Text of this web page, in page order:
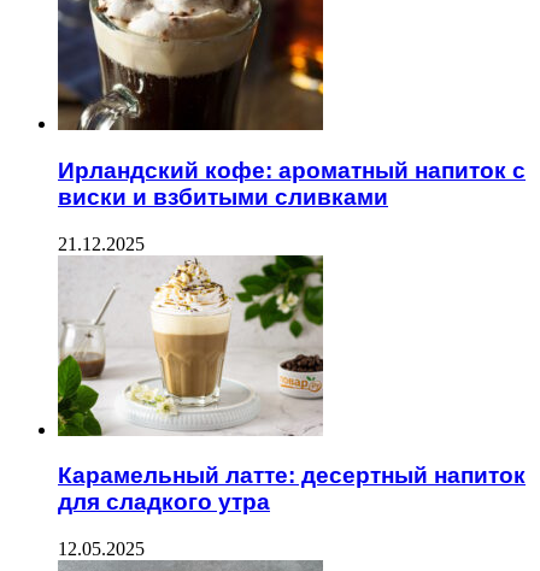
Ирландский кофе: ароматный напиток с
виски и взбитыми сливками
21.12.2025
Карамельный латте: десертный напиток
для сладкого утра
12.05.2025